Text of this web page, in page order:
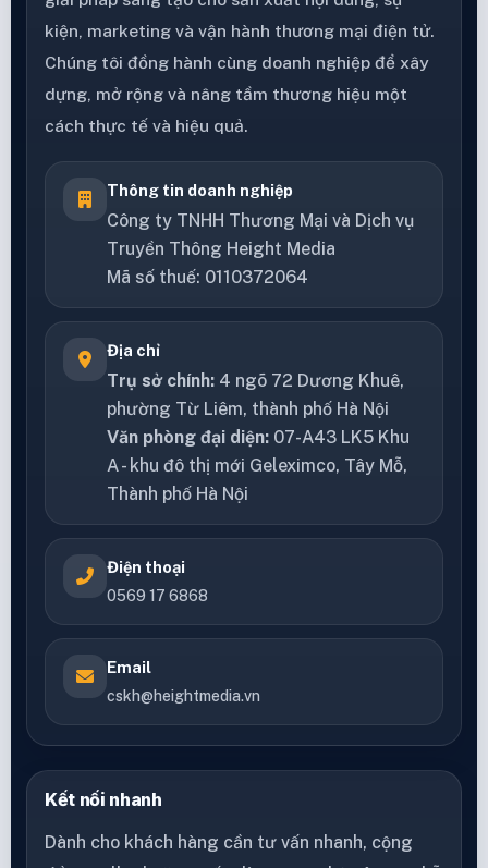
kiện, marketing và vận hành thương mại điện tử.
Chúng tôi đồng hành cùng doanh nghiệp để xây
dựng, mở rộng và nâng tầm thương hiệu một
cách thực tế và hiệu quả.
Thông tin doanh nghiệp
Công ty TNHH Thương Mại và Dịch vụ
Truyền Thông Height Media
Mã số thuế: 0110372064
Địa chỉ
Trụ sở chính: 4 ngõ 72 Dương Khuê,
phường Từ Liêm, thành phố Hà Nội
Văn phòng đại diện: 07-A43 LK5 Khu
A - khu đô thị mới Geleximco, Tây Mỗ,
Thành phố Hà Nội
Điện thoại
0569 17 6868
Email
cskh@heightmedia.vn
Kết nối nhanh
Dành cho khách hàng cần tư vấn nhanh, cộng